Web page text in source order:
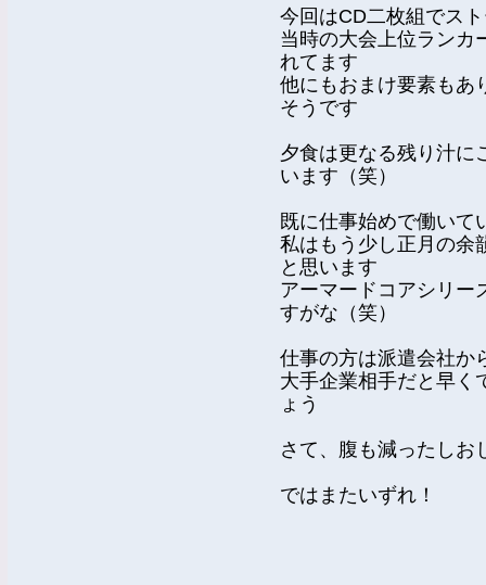
今回はCD二枚組でス
当時の大会上位ランカ
れてます
他にもおまけ要素もあ
そうです
夕食は更なる残り汁に
います（笑）
既に仕事始めで働いて
私はもう少し正月の余
と思います
アーマードコアシリー
すがな（笑）
仕事の方は派遣会社か
大手企業相手だと早く
ょう
さて、腹も減ったしお
ではまたいずれ！